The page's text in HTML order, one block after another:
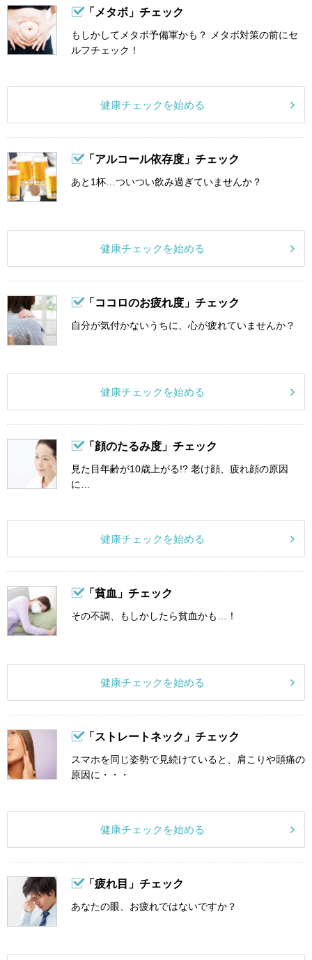
「メタボ」チェック
もしかしてメタボ予備軍かも？ メタボ対策の前にセ
ルフチェック！
健康チェックを始める
「アルコール依存度」チェック
あと1杯…ついつい飲み過ぎていませんか？
健康チェックを始める
「ココロのお疲れ度」チェック
自分が気付かないうちに、心が疲れていませんか？
健康チェックを始める
「顔のたるみ度」チェック
見た目年齢が10歳上がる!? 老け顔、疲れ顔の原因
に…
健康チェックを始める
「貧血」チェック
その不調、もしかしたら貧血かも…！
健康チェックを始める
「ストレートネック」チェック
スマホを同じ姿勢で見続けていると、肩こりや頭痛の
原因に・・・
健康チェックを始める
「疲れ目」チェック
あなたの眼、お疲れではないですか？